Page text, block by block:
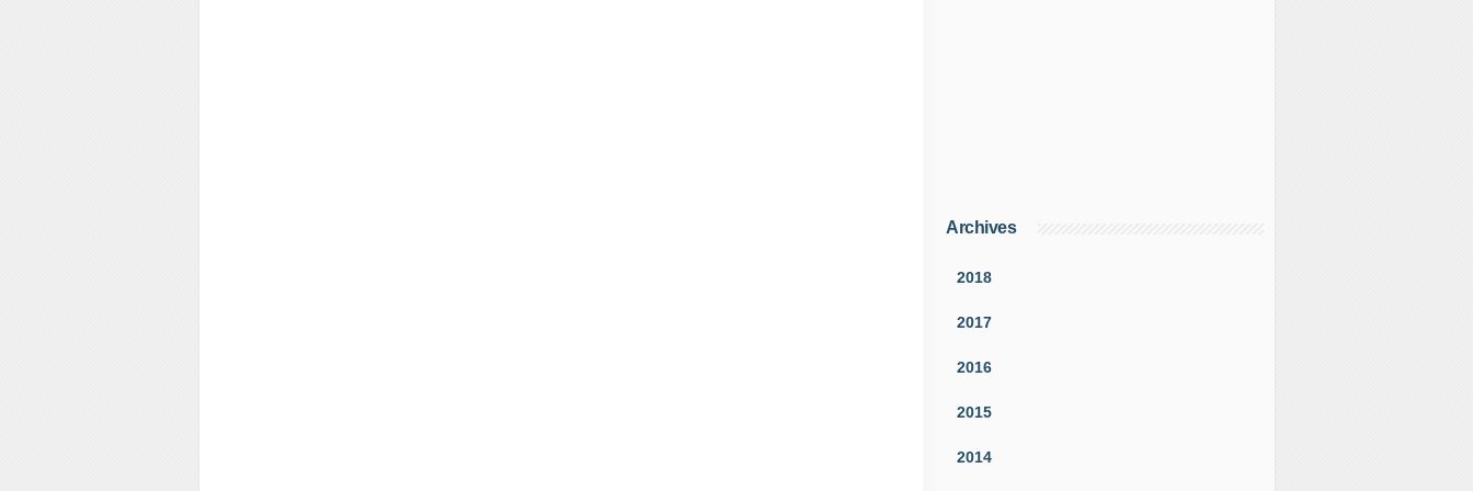
Archives
2018
2017
2016
2015
2014